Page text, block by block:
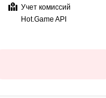
Учет комиссий
Hot.Game API